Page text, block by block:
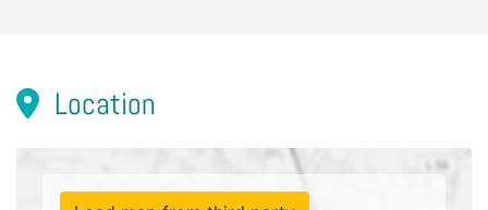
Location